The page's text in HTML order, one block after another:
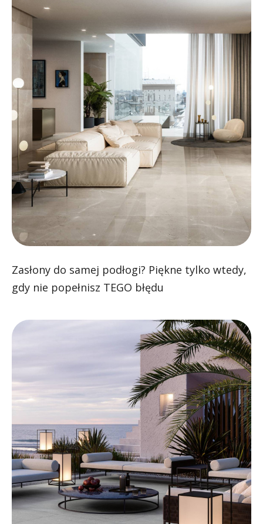
Zasłony do samej podłogi? Piękne tylko wtedy,
gdy nie popełnisz TEGO błędu